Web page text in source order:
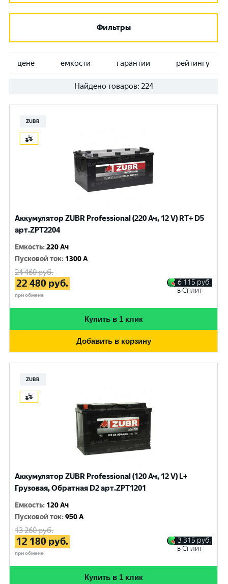
Фильтры
цене емкости гарантии рейтингу
Найдено товаров: 224
ZUBR
Аккумулятор ZUBR Professional (220 Ач, 12 V) RT+ D5
арт.ZPT2204
Емкость:220 Ач
Пусковой ток: 1300 A
24 460руб.
22 480 руб.
при обмене
6 115 руб.
в Сплит
Купить в 1 клик
Добавить в корзину
ZUBR
Аккумулятор ZUBR Professional (120 Ач, 12 V) L+
Грузовая, Обратная D2 арт.ZPT1201
Емкость: 120 Ач
Пусковой ток:950 A
13 260руб.
12 180 руб.
при обмене
3 315 руб.
в Сплит
Купить в 1 клик